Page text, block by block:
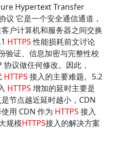
Hypertext Transfer
它是一个安全通信通道，
户计算机和服务器之间交换
HTTPS性能损耗前文讨论
验证、信息加密与完整性校
议做任何修改。因此，
HTTPS 接入的主要难题。5.2
HTTPS 增加的延时主要是
节点越近延时越小，CDN
用 CDN 作为 HTTPS 接入
规模HTTPS接入的解决方案